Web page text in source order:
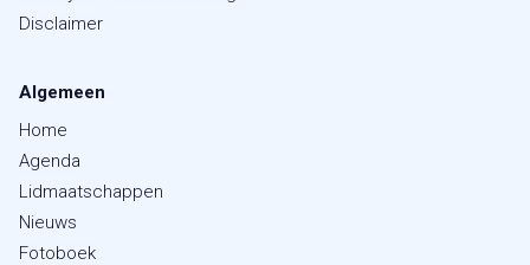
Disclaimer
Algemeen
Home
Agenda
Lidmaatschappen
Nieuws
Fotoboek